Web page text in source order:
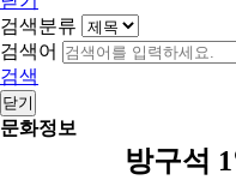
검색분류
검색어
검색
닫기
문화정보
방구석